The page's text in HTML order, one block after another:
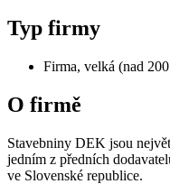
Typ firmy
Firma, velká (nad
O firmě
Stavebniny DEK jsou
jedním z předních
ve Slovenské republice.